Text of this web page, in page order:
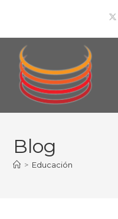
contenido
Blog
> Educación